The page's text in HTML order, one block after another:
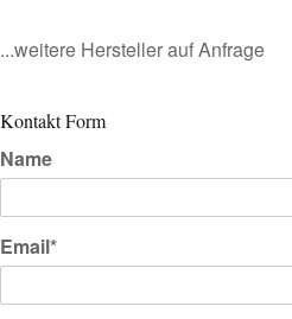
...weitere Hersteller auf Anfrage
Kontakt Form
Name
Email*